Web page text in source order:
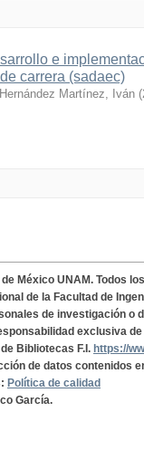
e
carrera (sadaec)
Hernández Martínez, Iván (
México UNAM. Todos
de la Facultad de
de investigación o
exclusiva
Bibliotecas F.I. https://
de datos contenidos
Política de calidad
García.